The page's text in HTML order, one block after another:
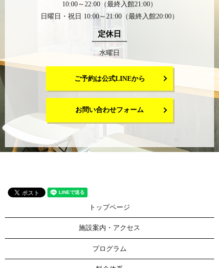
10:00～22:00（最終入館21:00）
日曜日・祝日 10:00～21:00（最終入館20:00）
定休日
水曜日
ご予約は公式LINEから
お問い合わせフォーム
トップページ
施設案内・アクセス
プログラム